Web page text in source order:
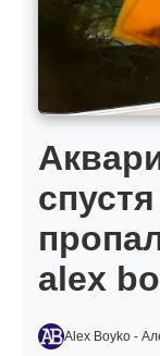
alex
Alex Boyko -